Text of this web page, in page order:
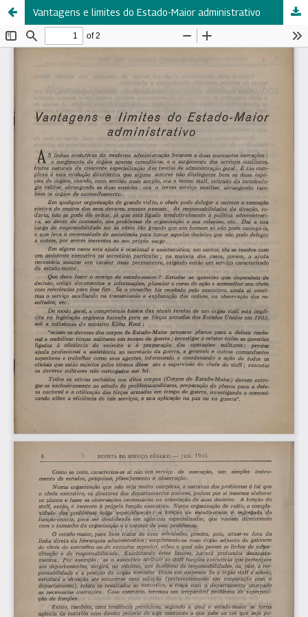
Vantagens e limites do Estado-Maior administrativo